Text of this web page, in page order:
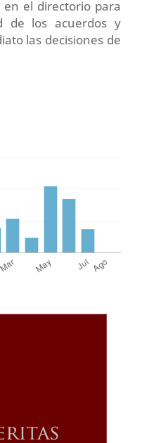
el directorio para
de los acuerdos y
las decisiones de